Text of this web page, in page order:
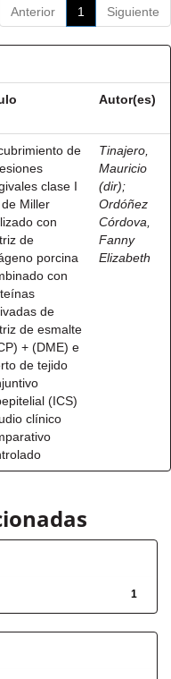
Anterior 1 Siguiente
Autor(es)
de
clase I
Miller
con
de
porcina
con
de
de esmalte
+ (DME) e
de tejido
(ICS)
clínico
Tinajero,
Mauricio
(dir);
Ordóñez
Córdova,
Fanny
Elizabeth
1